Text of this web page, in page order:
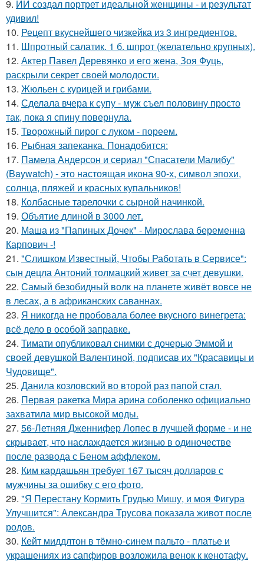
9. ИИ создал портрет идеальной женщины - и результат
удивил!
10. Рецепт вкуснейшего чизкейка из 3 ингредиентов.
11. Шпротный салатик. 1 б. шпрот (желательно крупных).
12. Актер Павел Деревянко и его жена, Зоя Фуць,
раскрыли секрет своей молодости.
13. Жюльен с курицей и грибами.
14. Сделала вчера к супу - муж съел половину просто
так, пока я спину повернула.
15. Творожный пирог с луком - пореем.
16. Рыбная запеканка. Понадобится:
17. Памела Андерсон и сериал "Спасатели Малибу"
(Baywatch) - это настоящая икона 90-х, символ эпохи,
солнца, пляжей и красных купальников!
18. Колбасные тарелочки с сырной начинкой.
19. Объятие длиной в 3000 лет.
20. Маша из "Папиных Дочек" - Мирослава беременна
Карпович -!
21. "Слишком Известный, Чтобы Работать в Сервисе":
сын децла Антоний толмацкий живет за счет девушки.
22. Самый безобидный волк на планете живёт вовсе не
в лесах, а в африканских саваннах.
23. Я никогда не пробовала более вкусного винегрета:
всё дело в особой заправке.
24. Тимати опубликовал снимки с дочерью Эммой и
своей девушкой Валентиной, подписав их "Красавицы и
Чудовище".
25. Данила козловский во второй раз папой стал.
26. Первая ракетка Мира арина соболенко официально
захватила мир высокой моды.
27. 56-Летняя Дженнифер Лопес в лучшей форме - и не
скрывает, что наслаждается жизнью в одиночестве
после развода с Беном аффлеком.
28. Ким кардашьян требует 167 тысяч долларов с
мужчины за ошибку с его фото.
29. "Я Перестану Кормить Грудью Мишу, и моя Фигура
Улучшится": Александра Трусова показала живот после
родов.
30. Кейт миддлтон в тёмно-синем пальто - платье и
украшениях из сапфиров возложила венок к кенотафу.